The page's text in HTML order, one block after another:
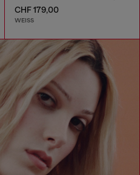
CHF 179,00
WEISS